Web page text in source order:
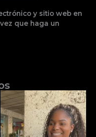
y sitio web en
que haga un